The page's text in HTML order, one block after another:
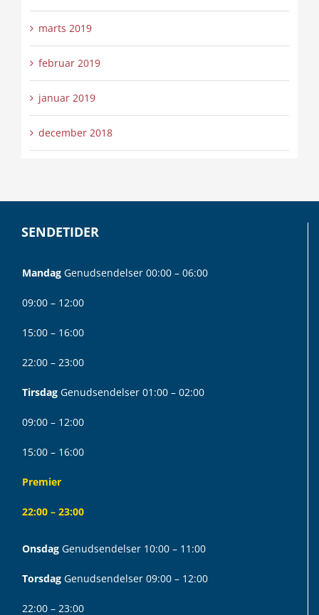
marts 2019
februar 2019
januar 2019
december 2018
SENDETIDER
Mandag Genudsendelser 00:00 – 06:00
09:00 – 12:00
15:00 – 16:00
22:00 – 23:00
Tirsdag Genudsendelser 01:00 – 02:00
09:00 – 12:00
15:00 – 16:00
Premier
22:00 – 23:00
Onsdag Genudsendelser 10:00 – 11:00
Torsdag Genudsendelser 09:00 – 12:00
22:00 – 23:00